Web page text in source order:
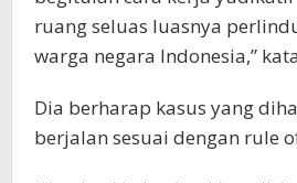
ruang seluas luasnya
warga negara Indonesia,”
Dia berharap kasus yang
berjalan sesuai dengan rule